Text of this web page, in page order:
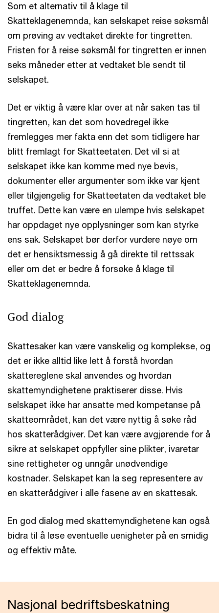
Som et alternativ til å klage til
Skatteklagenemnda, kan selskapet reise søksmål
om prøving av vedtaket direkte for tingretten.
Fristen for å reise søksmål for tingretten er innen
seks måneder etter at vedtaket ble sendt til
selskapet.
Det er viktig å være klar over at når saken tas til
tingretten, kan det som hovedregel ikke
fremlegges mer fakta enn det som tidligere har
blitt fremlagt for Skatteetaten. Det vil si at
selskapet ikke kan komme med nye bevis,
dokumenter eller argumenter som ikke var kjent
eller tilgjengelig for Skatteetaten da vedtaket ble
truffet. Dette kan være en ulempe hvis selskapet
har oppdaget nye opplysninger som kan styrke
ens sak. Selskapet bør derfor vurdere nøye om
det er hensiktsmessig å gå direkte til rettssak
eller om det er bedre å forsøke å klage til
Skatteklagenemnda.
God dialog
Skattesaker kan være vanskelig og komplekse, og
det er ikke alltid like lett å forstå hvordan
skattereglene skal anvendes og hvordan
skattemyndighetene praktiserer disse. Hvis
selskapet ikke har ansatte med kompetanse på
skatteområdet, kan det være nyttig å søke råd
hos skatterådgiver. Det kan være avgjørende for å
sikre at selskapet oppfyller sine plikter, ivaretar
sine rettigheter og unngår unødvendige
kostnader. Selskapet kan la seg representere av
en skatterådgiver i alle fasene av en skattesak.
En god dialog med skattemyndighetene kan også
bidra til å løse eventuelle uenigheter på en smidig
og effektiv måte.
Nasjonal bedriftsbeskatning